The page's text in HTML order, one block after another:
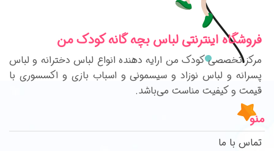
فروشگاه اینترنتی لباس بچه گانه کودک من
مرکز تخصصی کودک من ارایه دهنده انواع لباس دخترانه و لباس
پسرانه و لباس نوزاد و سیسمونی و اسباب بازی و اکسسوری با
قیمت و کیفیت مناست می‌باشد.
منو
تماس با ما